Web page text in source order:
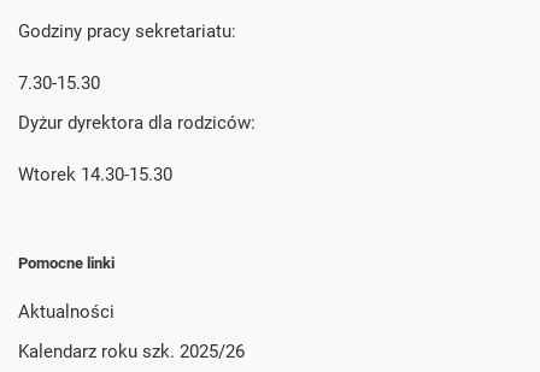
Godziny pracy sekretariatu:
7.30-15.30
Dyżur dyrektora dla rodziców:
Wtorek 14.30-15.30
Pomocne linki
Aktualności
Kalendarz roku szk. 2025/26